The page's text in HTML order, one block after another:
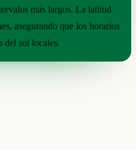
más largos. La latitud
asegurando que los horarios
del sol locales.